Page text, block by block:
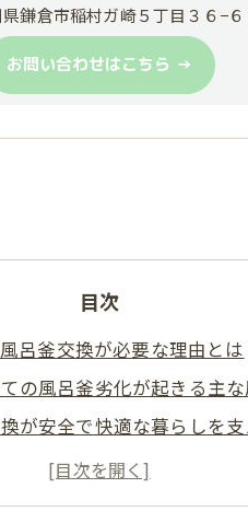
鎌倉市稲村ガ崎５丁目３６−６
お問い合わせはこちら
目次
呂釜交換が必要な理由とは
の風呂釜劣化が起きる主
が安全で快適な暮らしを
フォームと風呂釜交換の関係
修繕費で風呂釜を見逃せ